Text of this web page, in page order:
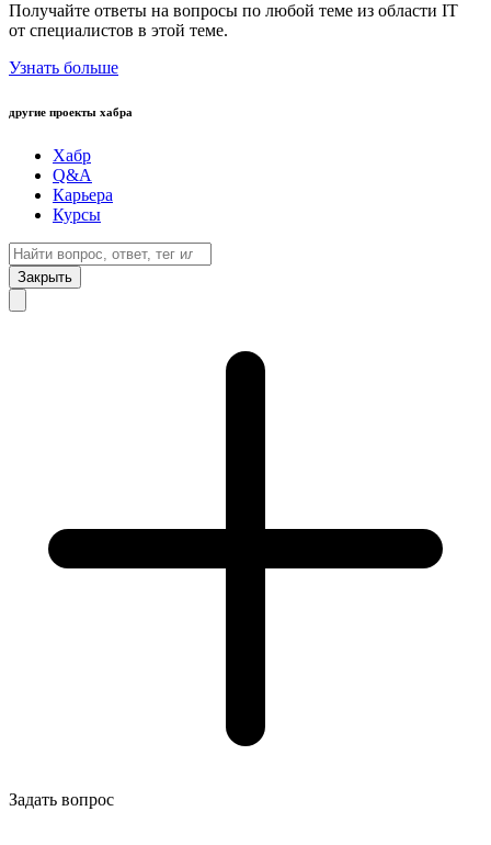
Получайте ответы на вопросы по любой теме из области IT
от специалистов в этой теме.
Узнать больше
другие проекты хабра
Хабр
Q&A
Карьера
Курсы
Закрыть
Задать вопрос